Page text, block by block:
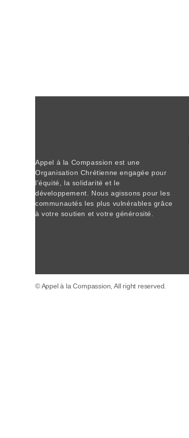
Appel à la Compassion est une
Organisation Chrétienne engagée pour
l’équité, la solidarité et le
développement. Nous agissons pour les
communautés les plus vulnérables grâce
à votre soutien et votre générosité.
© Appel à la Compassion, All right reserved.